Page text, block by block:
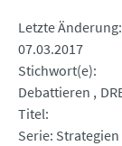
Letzte Änderung
07.03.2017
Stichwort(e)
Debattieren
Titel
Serie: